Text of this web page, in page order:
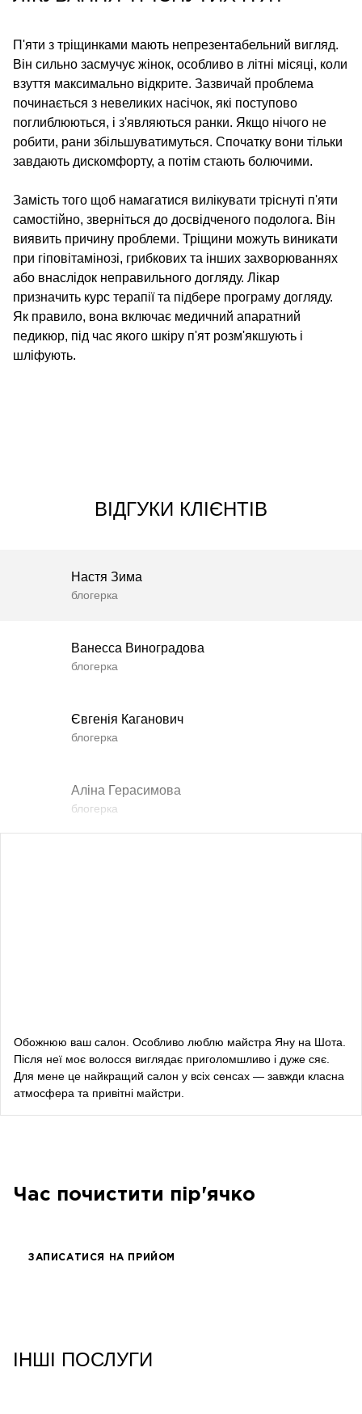
П'яти з тріщинками мають непрезентабельний вигляд.
Він сильно засмучує жінок, особливо в літні місяці, коли
взуття максимально відкрите. Зазвичай проблема
починається з невеликих насічок, які поступово
поглиблюються, і з'являються ранки. Якщо нічого не
робити, рани збільшуватимуться. Спочатку вони тільки
завдають дискомфорту, а потім стають болючими.
Замість того щоб намагатися вилікувати тріснуті п'яти
самостійно, зверніться до досвідченого подолога. Він
виявить причину проблеми. Тріщини можуть виникати
при гіповітамінозі, грибкових та інших захворюваннях
або внаслідок неправильного догляду. Лікар
призначить курс терапії та підбере програму догляду.
Як правило, вона включає медичний апаратний
педикюр, під час якого шкіру п'ят розм'якшують і
шліфують.
ВІДГУКИ КЛІЄНТІВ
Настя Зима
блогерка
Ванесса Виноградова
блогерка
Євгенія Каганович
блогерка
Аліна Герасимова
блогерка
Bazhana
songwriter
Обожнюю ваш салон. Особливо люблю майстра Яну на Шота.
Після неї моє волосся виглядає приголомшливо і дуже сяє.
Для мене це найкращий салон у всіх сенсах — завжди класна
атмосфера та привітні майстри.
Час почистити пір'ячко
ЗАПИСАТИСЯ НА ПРИЙОМ
ІНШІ ПОСЛУГИ